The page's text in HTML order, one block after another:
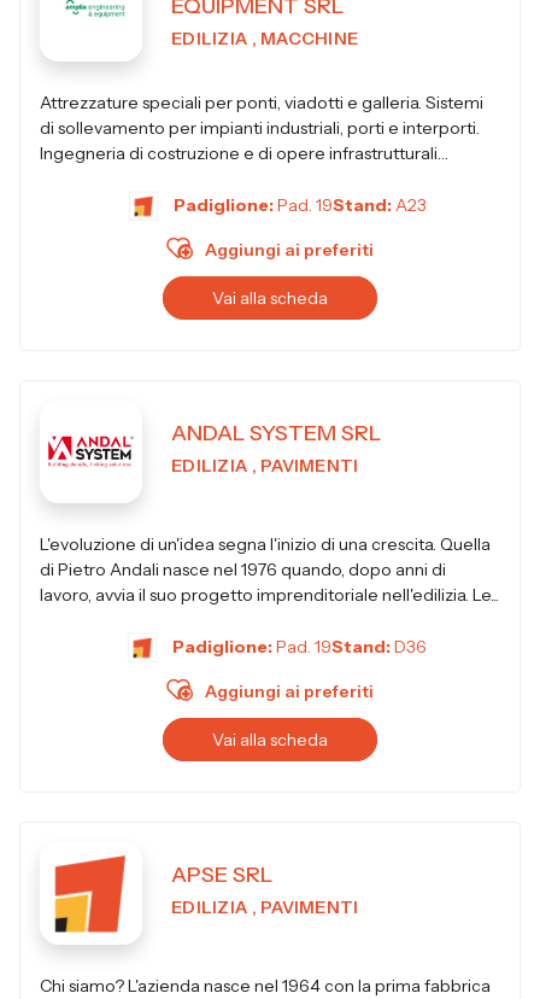
EQUIPMENT SRL
EDILIZIA , MACCHINE
Attrezzature speciali per ponti, viadotti e galleria. Sistemi
di sollevamento per impianti industriali, porti e interporti.
Ingegneria di costruzione e di opere infrastrutturali
Padiglione:Pad. 19Stand:A23
Aggiungi ai preferiti
Vai alla scheda
ANDAL SYSTEM SRL
EDILIZIA , PAVIMENTI
L'evoluzione di un'idea segna l'inizio di una crescita. Quella
di Pietro Andali nasce nel 1976 quando, dopo anni di
lavoro, avvia il suo progetto imprenditoriale nell'edilizia. Le...
Padiglione:Pad. 19Stand:D36
Aggiungi ai preferiti
Vai alla scheda
APSE SRL
EDILIZIA , PAVIMENTI
Chi siamo? L'azienda nasce nel 1964 con la prima fabbrica